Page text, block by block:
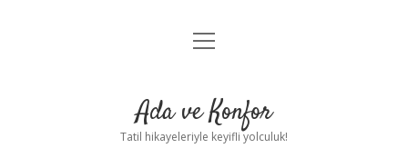
Anasayfa
Yasal Uyarı
menüyü
Ada ve Konfor
Tatil hikayeleriyle keyifli yolculuk!